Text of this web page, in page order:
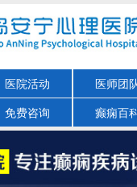
医院活动 医师团
免费咨询 癫痫百